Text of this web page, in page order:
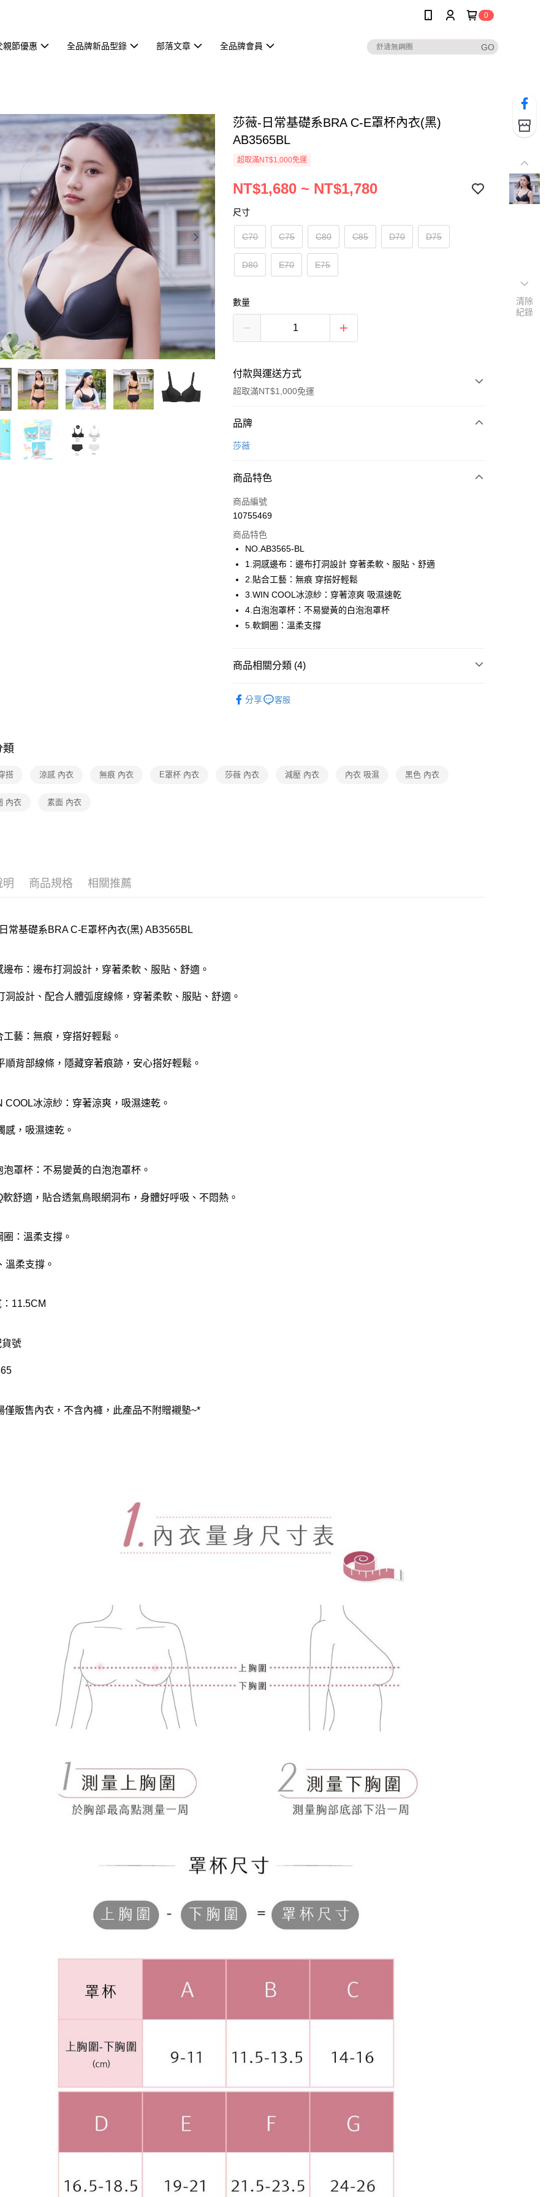
0
親節優惠 全品牌新品型錄 部落文章 全品牌會員
莎薇-日常基礎系BRA C-E罩杯內衣(黑)
AB3565BL
超取滿NT$1,000免運
NT$1,680 ~ NT$1,780
尺寸
C70 C75 C80 C85 D70 D75
D80 E70 E75
數量
付款與運送方式
超取滿NT$1,000免運
付款方式
信用卡一次付款
街口支付
ATM付款
運送方式
全家取貨付款
每筆NT$80，滿NT$1,000(含以上)免運費
每筆NT$80，滿NT$1,000(含以上)免運費
每筆NT$80，滿NT$1,000(含以上)免運費
品牌
莎薇
商品特色
商品編號
10755469
商品特色
NO.AB3565-BL
1.洞感邊布：邊布打洞設計 穿著柔軟、服貼、舒適
2.貼合工藝：無痕 穿搭好輕鬆
3.WIN COOL冰涼紗：穿著涼爽 吸濕速乾
4.白泡泡罩杯：不易變黃的白泡泡罩杯
5.軟鋼圈：溫柔支撐
商品相關分類 (4)
分享 客服
類
搭 涼感 內衣 無痕 內衣 E罩杯 內衣 莎薇 內衣 減壓 內衣 內衣 吸濕 黑色 內衣
內衣 素面 內衣
明 商品規格 相關推薦
常基礎系BRA C-E罩杯內衣(黑) AB3565BL
邊布：邊布打洞設計，穿著柔軟、服貼、舒適。
洞設計、配合人體弧度線條，穿著柔軟、服貼、舒適。
工藝：無痕，穿搭好輕鬆。
順背部線條，隱藏穿著痕跡，安心搭好輕鬆。
COOL冰涼紗：穿著涼爽，吸濕速乾。
感，吸濕速乾。
泡罩杯：不易變黃的白泡泡罩杯。
軟舒適，貼合透氣鳥眼網洞布，身體好呼吸、不悶熱。
圈：溫柔支撐。
溫柔支撐。
11.5CM
號
僅販售內衣，不含內褲，此產品不附贈襯墊~*
清除
紀錄